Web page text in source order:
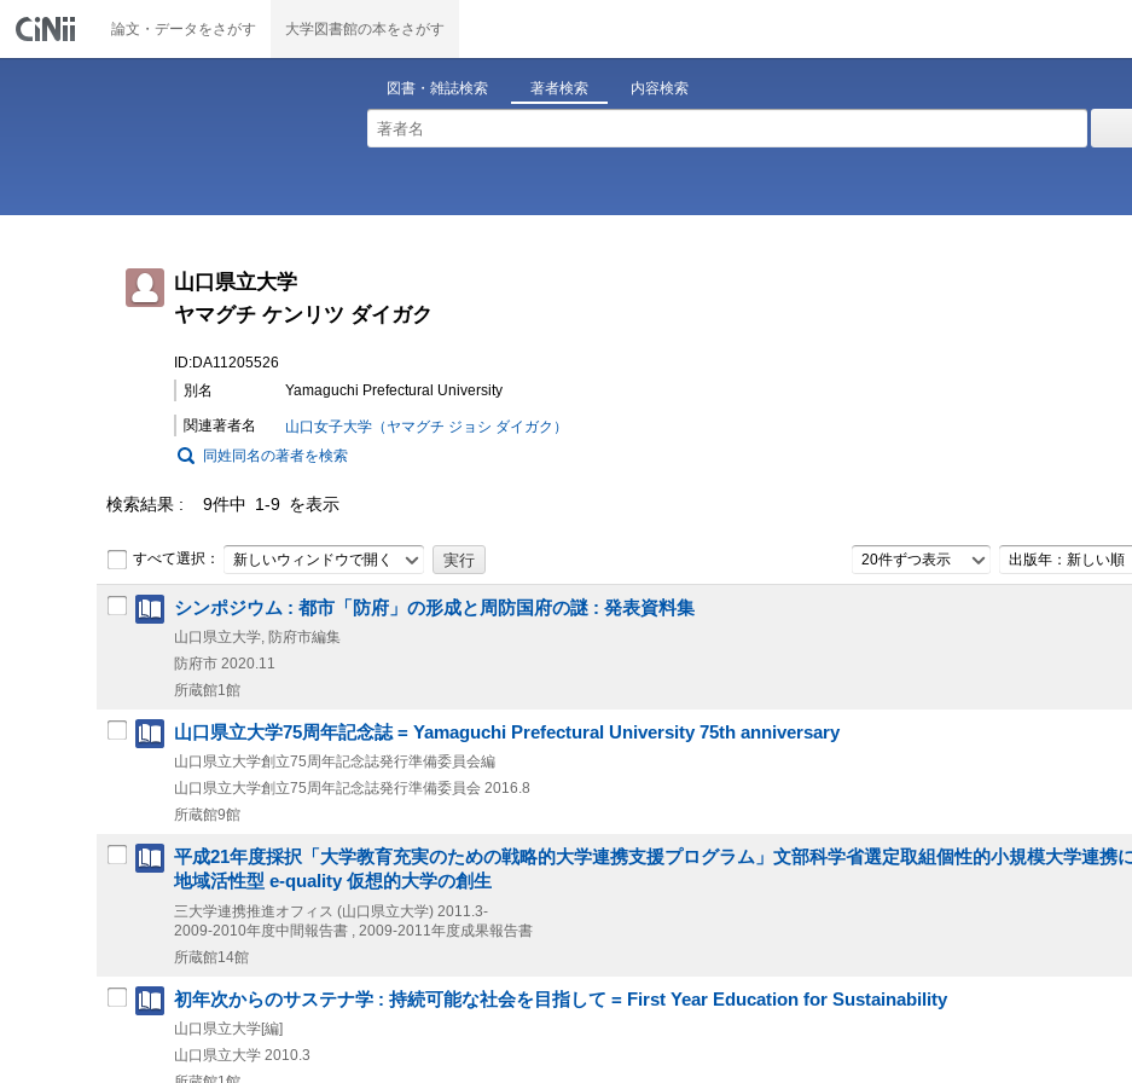
論文・データをさがす 大学図書館の本をさがす
図書・雑誌検索 著者検索 内容検索
山口県立大学
ヤマグチ ケンリツ ダイガク
ID:DA11205526
別名
Yamaguchi Prefectural University
関連著者名
山口女子大学（ヤマグチ ジョシ ダイガク）
同姓同名の著者を検索
検索結果 9件中 1-9 を表示
すべて選択： 新しいウィンドウで開く 20件ずつ表示 出版年：新しい順
シンポジウム : 都市「防府」の形成と周防国府の謎 : 発表資料集
山口県立大学, 防府市編集
防府市 2020.11
所蔵館1館
山口県立大学75周年記念誌 = Yamaguchi Prefectural University 75th anniversary
山口県立大学創立75周年記念誌発行準備委員会編
山口県立大学創立75周年記念誌発行準備委員会 2016.8
所蔵館9館
平成21年度採択「大学教育充実のための戦略的大学連携支援プログラム」文部科学省選定取組個性的小規模大学連携
地域活性型 e-quality 仮想的大学の創生
三大学連携推進オフィス (山口県立大学) 2011.3-
2009-2010年度中間報告書 , 2009-2011年度成果報告書
所蔵館14館
初年次からのサステナ学 : 持続可能な社会を目指して = First Year Education for Sustainability
山口県立大学[編]
山口県立大学 2010.3